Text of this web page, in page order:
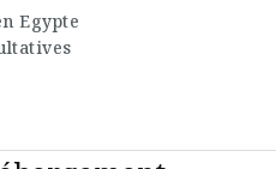
Egypte